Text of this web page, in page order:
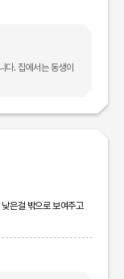
생이
은걸 밖으로 보여주고